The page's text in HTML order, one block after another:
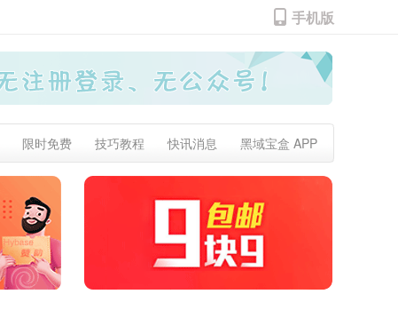
手机版
限时免费 技巧教程 快讯消息 黑域宝盒 APP